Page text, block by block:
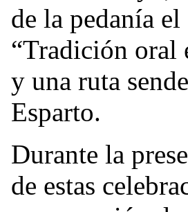
de la pedanía
“Tradición oral
y una ruta
Esparto.
Durante la
de estas